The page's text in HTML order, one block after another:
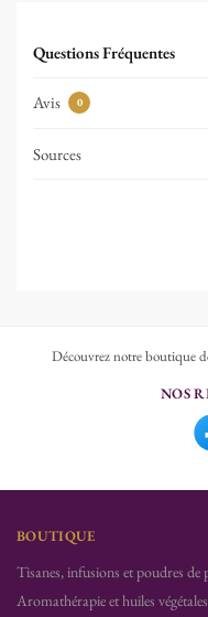
Questions Fréquentes
Avis 0
Sources
Découvrez notre boutique
NOS
BOUTIQUE
Tisanes, infusions et poudres de
Aromathérapie et huiles végétales